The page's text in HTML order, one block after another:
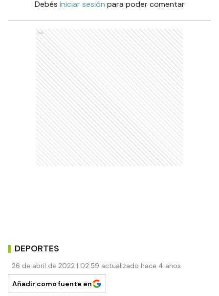
Debés iniciar sesión para poder comentar
Ads
DEPORTES
26 de abril de 2022 | 02:59 actualizado hace 4 años
Añadir como fuente en